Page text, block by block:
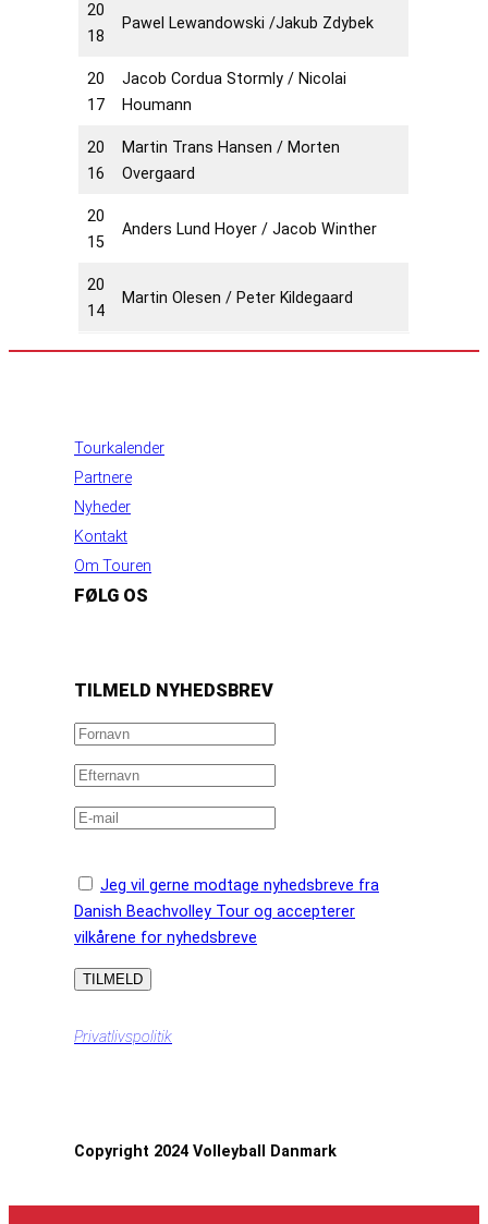
20
18
Pawel Lewandowski /Jakub Zdybek
20
17
Jacob Cordua Stormly / Nicolai
Houmann
20
16
Martin Trans Hansen / Morten
Overgaard
20
15
Anders Lund Hoyer / Jacob Winther
20
14
Martin Olesen / Peter Kildegaard
Tourkalender
Partnere
Nyheder
Kontakt
Om Touren
FØLG OS
TILMELD NYHEDSBREV
Jeg vil gerne modtage nyhedsbreve fra
Danish Beachvolley Tour og accepterer
vilkårene for nyhedsbreve
Privatlivspolitik
Copyright 2024 Volleyball Danmark